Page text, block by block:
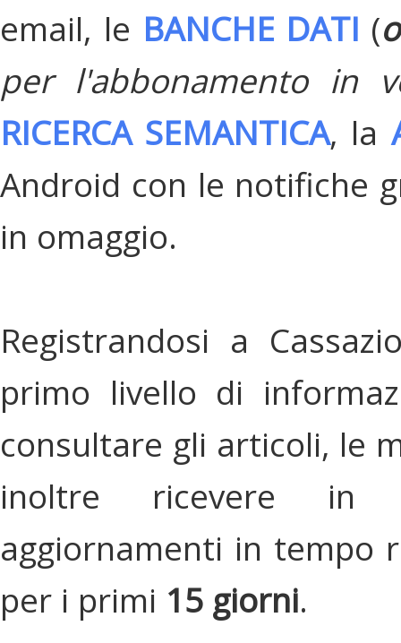
email, le BANCHE DATI (
per l'abbonamento in
RICERCA SEMANTICA, la
Android con le notifiche
in omaggio.
Registrandosi a
primo livello di
consultare gli articoli, le
inoltre ricevere in
aggiornamenti in tempo
per i primi 15 giorni.